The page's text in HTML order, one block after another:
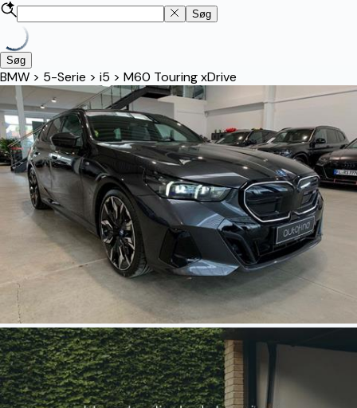
Søg
Søg
BMW > 5-Serie > i5 > M60 Touring xDrive